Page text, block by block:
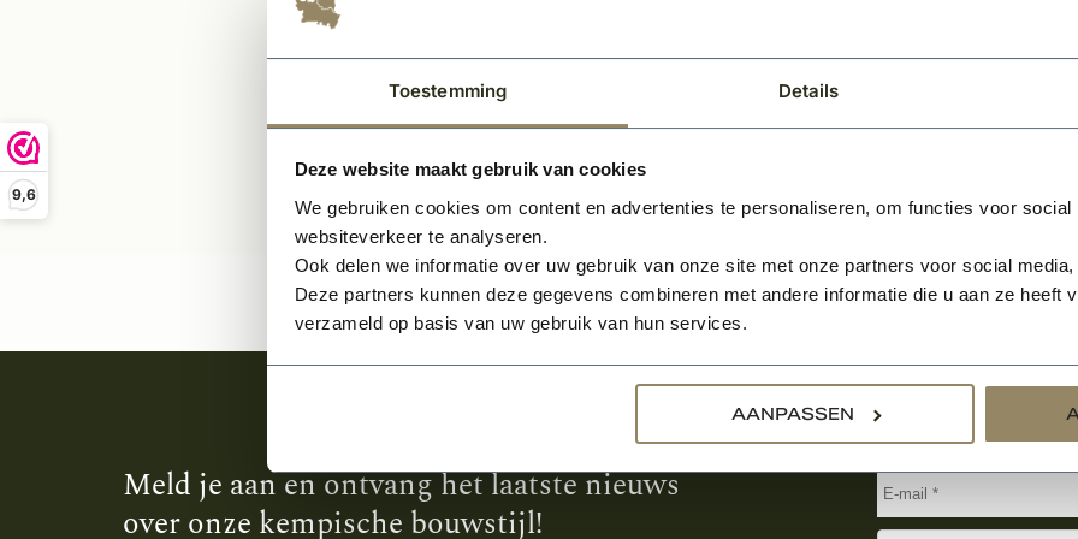
Toestemming Details
Deze website maakt gebruik van cookies
We gebruiken cookies om content en advertenties te personaliseren, om functies voor
websiteverkeer te analyseren.
Ook delen we informatie over uw gebruik van onze site met onze partners voor social
Deze partners kunnen deze gegevens combineren met andere informatie die u aan ze heeft
verzameld op basis van uw gebruik van hun services.
AANPASSEN
9,6
Meld je aan en ontvang het laatste nieuws
over onze kempische bouwstijl!